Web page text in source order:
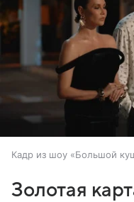
Кадр из шоу «Большой
Золотая